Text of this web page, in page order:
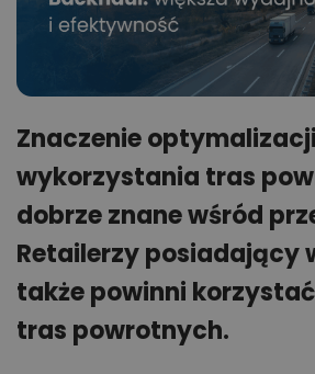
Znaczenie
wykorzystania tras
dobrze znane wśród
Retailerzy posiadający
także powinni
tras powrotnych.